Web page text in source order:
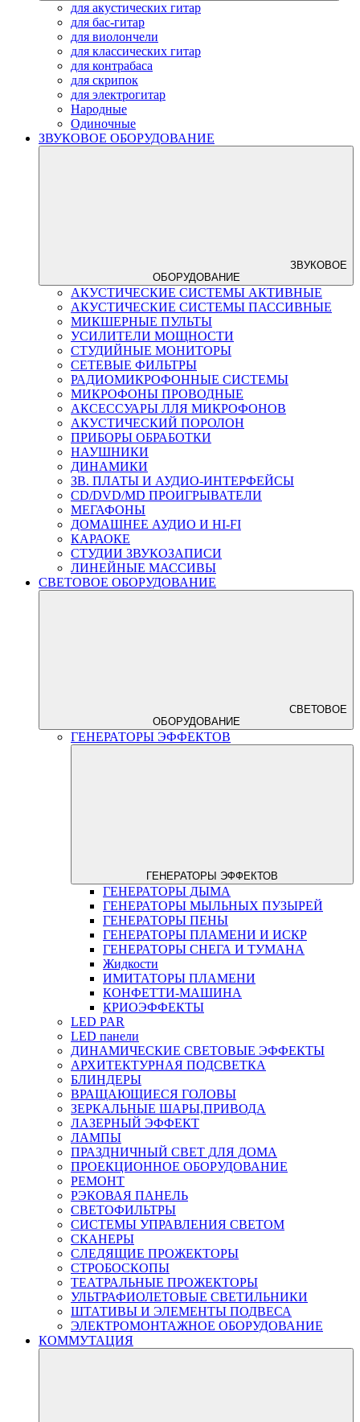
для акустических гитар
для бас-гитар
для виолончели
для классических гитар
для контрабаса
для скрипок
для электрогитар
Народные
Одиночные
ЗВУКОВОЕ ОБОРУДОВАНИЕ
ЗВУКОВОЕ
ОБОРУДОВАНИЕ
АКУСТИЧЕСКИЕ СИСТЕМЫ АКТИВНЫЕ
АКУСТИЧЕСКИЕ СИСТЕМЫ ПАССИВНЫЕ
МИКШЕРНЫЕ ПУЛЬТЫ
УСИЛИТЕЛИ МОЩНОСТИ
СТУДИЙНЫЕ МОНИТОРЫ
СЕТЕВЫЕ ФИЛЬТРЫ
РАДИОМИКРОФОННЫЕ СИСТЕМЫ
МИКРОФОНЫ ПРОВОДНЫЕ
АКСЕССУАРЫ ЛЛЯ МИКРОФОНОВ
АКУСТИЧЕСКИЙ ПОРОЛОН
ПРИБОРЫ ОБРАБОТКИ
НАУШНИКИ
ДИНАМИКИ
ЗВ. ПЛАТЫ И АУДИО-ИНТЕРФЕЙСЫ
CD/DVD/MD ПРОИГРЫВАТЕЛИ
МЕГАФОНЫ
ДОМАШНЕЕ АУДИО И HI-FI
КАРАОКЕ
СТУДИИ ЗВУКОЗАПИСИ
ЛИНЕЙНЫЕ МАССИВЫ
СВЕТОВОЕ ОБОРУДОВАНИЕ
СВЕТОВОЕ
ОБОРУДОВАНИЕ
ГЕНЕРАТОРЫ ЭФФЕКТОВ
ГЕНЕРАТОРЫ ЭФФЕКТОВ
ГЕНЕРАТОРЫ ДЫМА
ГЕНЕРАТОРЫ МЫЛЬНЫХ ПУЗЫРЕЙ
ГЕНЕРАТОРЫ ПЕНЫ
ГЕНЕРАТОРЫ ПЛАМЕНИ И ИСКР
ГЕНЕРАТОРЫ СНЕГА И ТУМАНА
Жидкости
ИМИТАТОРЫ ПЛАМЕНИ
КОНФЕТТИ-МАШИНА
КРИОЭФФЕКТЫ
LED PAR
LED панели
ДИНАМИЧЕСКИЕ СВЕТОВЫЕ ЭФФЕКТЫ
АРХИТЕКТУРНАЯ ПОДСВЕТКА
БЛИНДЕРЫ
ВРАЩАЮЩИЕСЯ ГОЛОВЫ
ЗЕРКАЛЬНЫЕ ШАРЫ,ПРИВОДА
ЛАЗЕРНЫЙ ЭФФЕКТ
ЛАМПЫ
ПРАЗДНИЧНЫЙ СВЕТ ДЛЯ ДОМА
ПРОЕКЦИОННОЕ ОБОРУДОВАНИЕ
РЕМОНТ
РЭКОВАЯ ПАНЕЛЬ
СВЕТОФИЛЬТРЫ
СИСТЕМЫ УПРАВЛЕНИЯ СВЕТОМ
СКАНЕРЫ
СЛЕДЯЩИЕ ПРОЖЕКТОРЫ
СТРОБОСКОПЫ
ТЕАТРАЛЬНЫЕ ПРОЖЕКТОРЫ
УЛЬТРАФИОЛЕТОВЫЕ СВЕТИЛЬНИКИ
ШТАТИВЫ И ЭЛЕМЕНТЫ ПОДВЕСА
ЭЛЕКТРОМОНТАЖНОЕ ОБОРУДОВАНИЕ
КОММУТАЦИЯ